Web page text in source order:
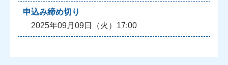
申込み締め切り
2025年09月09日（火）17:00